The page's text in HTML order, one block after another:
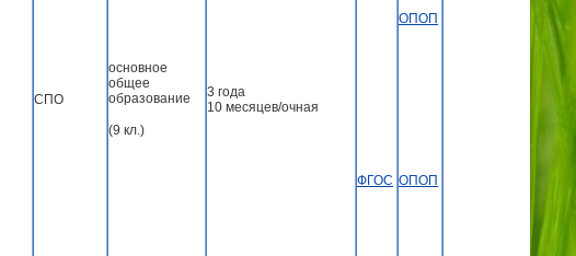
СПО
основное
общее
образование
(9 кл.)
3 года
10 месяцев/очная
ФГОС
ОПОП
ОПОП